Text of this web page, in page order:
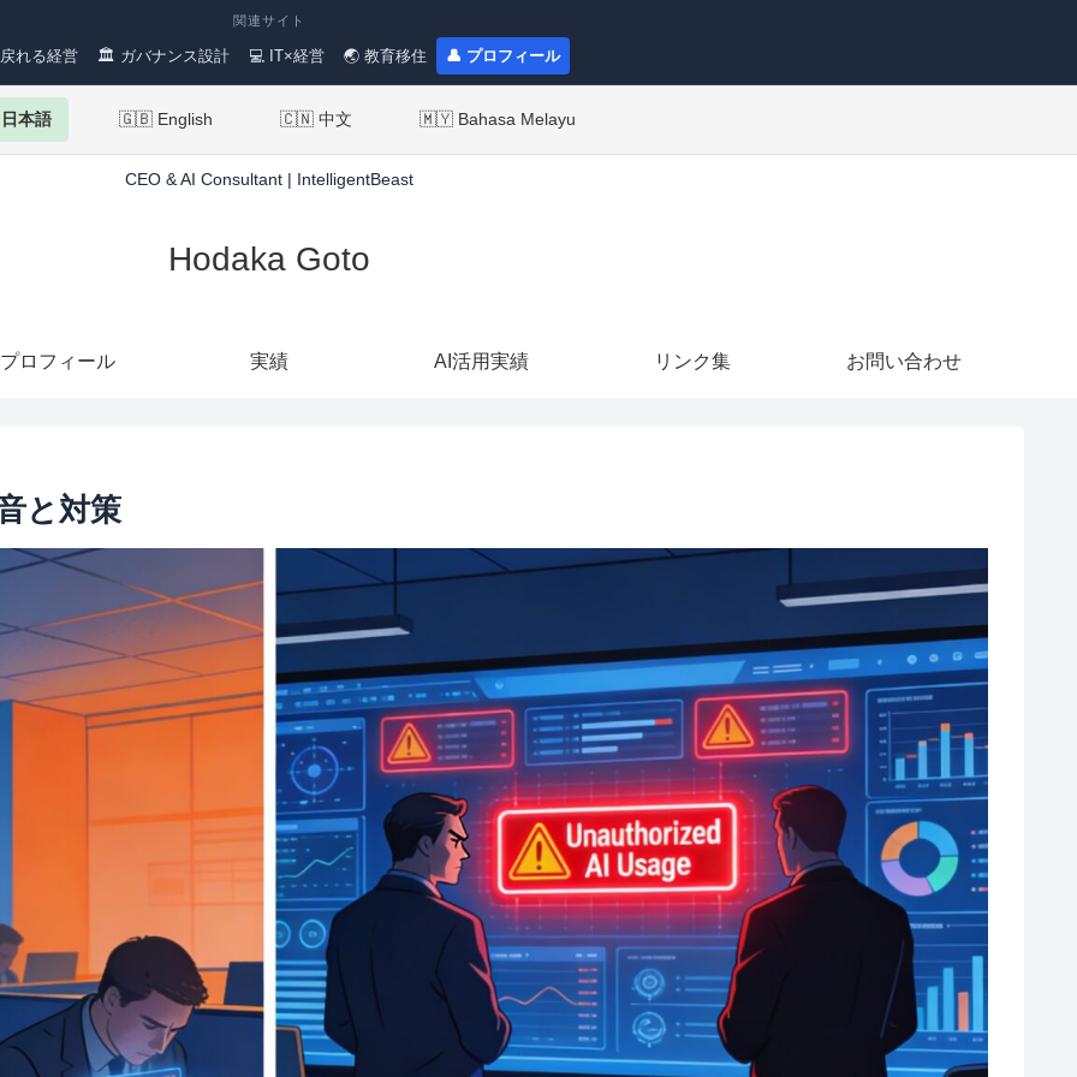
関連サイト
れる経営 🏛 ガバナンス設計 💻 IT×経営 🌏 教育移住 👤 プロフィール
本語 🇬🇧 English 🇨🇳 中文 🇲🇾 Bahasa Melayu
CEO & AI Consultant | IntelligentBeast
Hodaka Goto
プロフィール 実績 AI活用実績 リンク集 お問い合わせ
と対策